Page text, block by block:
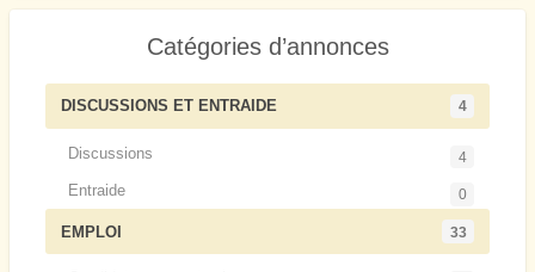
Catégories d’annonces
DISCUSSIONS ET ENTRAIDE 4
Discussions 4
Entraide 0
EMPLOI 33